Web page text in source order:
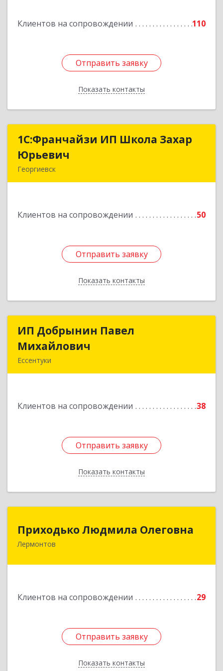
Клиентов на сопровождении 110
Отправить заявку
Показать контакты
Подробнее
Отправить заявку
Назад
1С:Франчайзи ИП Школа Захар
Юрьевич
Георгиевск
Клиентов на сопровождении 50
Отправить заявку
Показать контакты
1С:Франчайзи ИП Школа Захар
Отправить заявку
Назад
ИП Добрынин Павел
Михайлович
Ессентуки
Клиентов на сопровождении 38
Отправить заявку
Показать контакты
ИП Добрынин Павел
Отправить заявку
Назад
Приходько Людмила Олеговна
Лермонтов
Клиентов на сопровождении 29
Отправить заявку
Показать контакты
357341, Лермонтов г, П.Лумумбы ул, дом №
Отправить заявку
Назад